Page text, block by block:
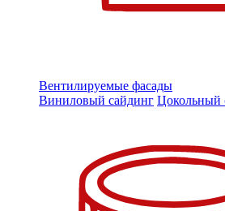
Вентилируемые фасады
Виниловый сайдинг Цокольный